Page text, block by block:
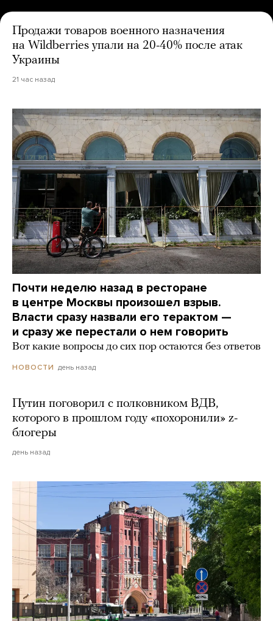
Продажи товаров военного назначения
на Wildberries упали на 20-40% после атак
Украины
21 час назад
Почти неделю назад в ресторане
в центре Москвы произошел взрыв.
Власти сразу назвали его терактом —
и сразу же перестали о нем говорить
Вот какие вопросы до сих пор остаются без ответов
НОВОСТИ день назад
Путин поговорил с полковником ВДВ,
которого в прошлом году «похоронили» z-
блогеры
день назад